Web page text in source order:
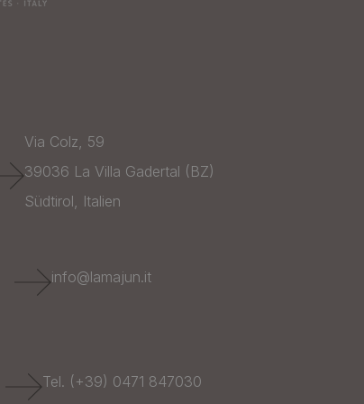
Via Colz, 59
39036 La Villa Gadertal (BZ)
Südtirol, Italien
info@lamajun.it
Tel. (+39) 0471 847030